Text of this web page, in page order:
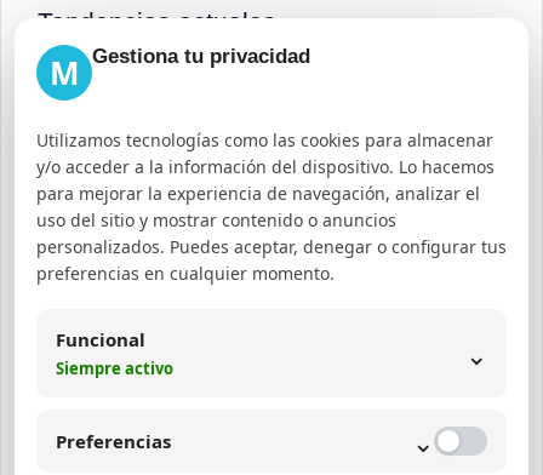
Tendencias actuales
Uso de memes interactivos en stories y reels.
crear memes personalizados.
Memes con contenido social y cultural
relevante para generar conversación.
Falta de contexto:
audiencia no entiende.
Contenidos que parecen
M Gestiona tu privacidad
Utilizamos tecnologías como las cookies para almacenar
y/o acceder a la información del dispositivo. Lo hacemos
para mejorar la experiencia de navegación, analizar el
uso del sitio y mostrar contenido o anuncios
personalizados. Puedes aceptar, denegar o configurar tus
preferencias en cualquier momento.
Funcional
Siempre activo ⌄
Preferencias ⌄